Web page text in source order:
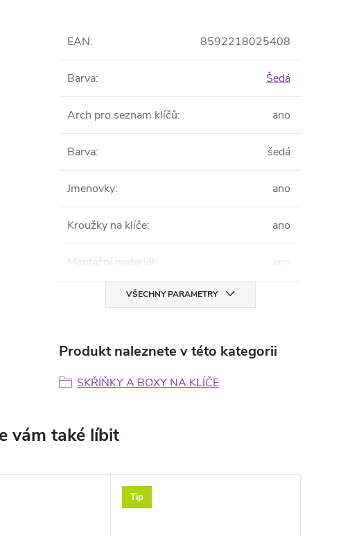
EAN: 8592218025408
Barva: Šedá
Arch pro seznam klíčů: ano
Barva: šedá
Jmenovky: ano
Kroužky na klíče: ano
Montážní materiál: ano
VŠECHNY PARAMETRY
Produkt naleznete v této kategorii
SKŘÍŇKY A BOXY NA KLÍČE
Tip